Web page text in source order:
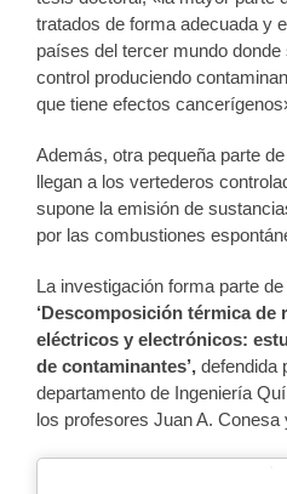
tratados de forma adecuada y
países del tercer mundo
control produciendo
que tiene efectos
Además, otra pequeña parte
llegan a los vertederos
supone la emisión de
por las combustiones
La investigación forma parte
‘Descomposición térmica de
eléctricos y electrónicos:
de contaminantes’, defendida
departamento de Ingeniería
los profesores Juan A. Conesa